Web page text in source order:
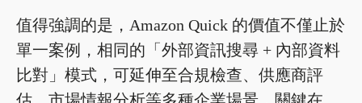
值得強調的是，Amazon Quick 的價值不僅止於
單一案例，相同的「外部資訊搜尋 + 內部資料
比對」模式，可延伸至合規檢查、供應商評